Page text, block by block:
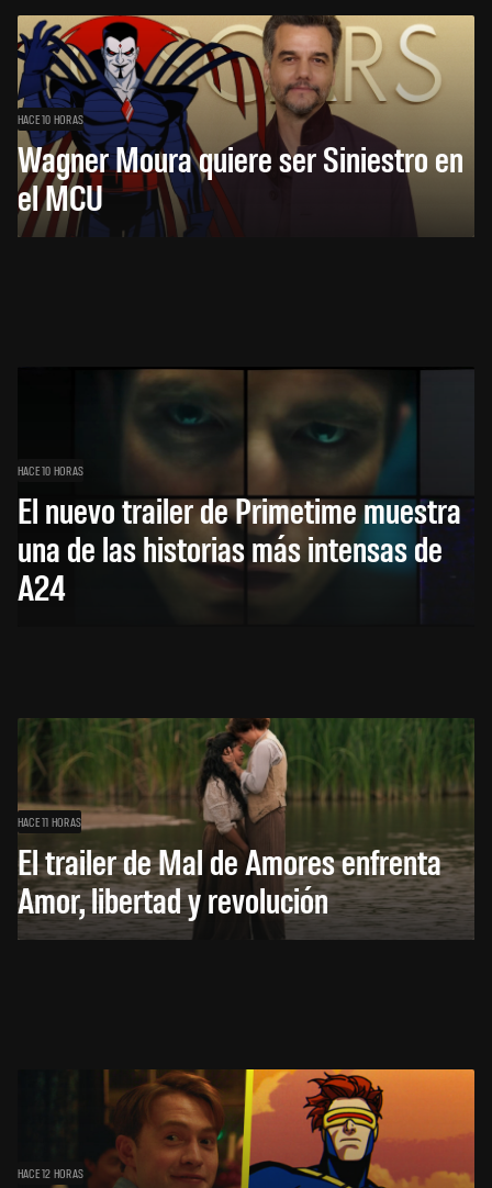
HACE 10 HORAS
Wagner Moura quiere ser Siniestro en
el MCU
HACE 10 HORAS
El nuevo trailer de Primetime muestra
una de las historias más intensas de
A24
HACE 11 HORAS
El trailer de Mal de Amores enfrenta
Amor, libertad y revolución
HACE 12 HORAS